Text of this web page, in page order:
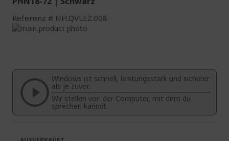
Referenz NH.QVLEZ.008
Zum
springen
Bildgalerie
springen
Windows ist schnell, leistungsstark und sicherer
als je zuvor.
Wir stellen vor: der Computer, mit dem du
sprechen kannst.